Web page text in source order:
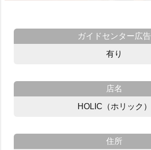
ガイドセンター広告
有り
店名
HOLIC（ホリック）
住所